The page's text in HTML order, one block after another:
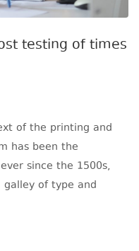
testing of times
of the printing and
has been the
since the 1500s,
of type and